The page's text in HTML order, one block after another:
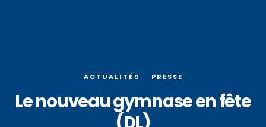
ACTUALITÉS PRESSE
Le nouveau gymnase en fête